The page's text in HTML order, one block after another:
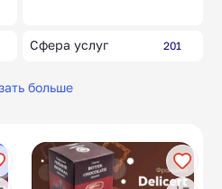
Сфера услуг 201
Продажа техники
Химчистка обуви 10
больше